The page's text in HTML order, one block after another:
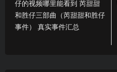
仔的视频哪里能看到 芮甜甜
和胜仔三部曲（芮甜甜和胜仔
事件） 真实事件汇总